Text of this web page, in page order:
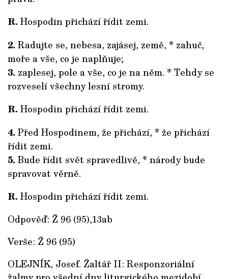
R. Hospodin přichází řídit zemi.
2. Radujte se, nebesa, zajásej, země, * zahuč,
moře a vše, co je naplňuje;
3. zaplesej, pole a vše, co je na něm. * Tehdy se
rozveselí všechny lesní stromy.
R. Hospodin přichází řídit zemi.
4. Před Hospodinem, že přichází, * že přichází
řídit zemi.
5. Bude řídit svět spravedlivě, * národy bude
spravovat věrně.
R. Hospodin přichází řídit zemi.
Odpověď: Ž 96 (95),13ab
Verše: Ž 96 (95)
OLEJNÍK, Josef. Žaltář II: Responzoriální